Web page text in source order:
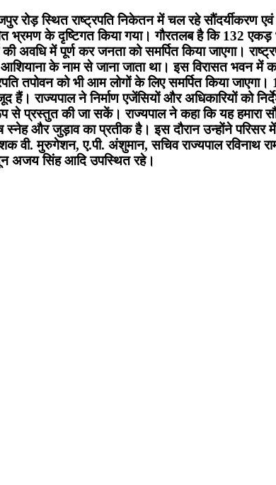
स्थित राष्ट्रपति निकेतन में चल रहे सौंदर्यीकरण एवं
भ्रमण के दृष्टिगत किया गया। गौरतलब है कि 132
की अवधि में पूर्ण कर जनता को समर्पित किया
के नाम से जाना जाता था। इस विरासत भवन
तपोवन को भी आम लोगों के लिए समर्पित किया
राज्यपाल ने निर्माण एजेंसियों और अधिकारियों को
प्रस्तुत की जा सकें। राज्यपाल ने कहा कि यह हमारा
और जुड़ाव का प्रतीक है। इस दौरान उन्होंने परिसर
मुरुगेशन, ए.पी. अंशुमान, सचिव राज्यपाल रविनाथ
अजय सिंह आदि उपस्थित रहे।